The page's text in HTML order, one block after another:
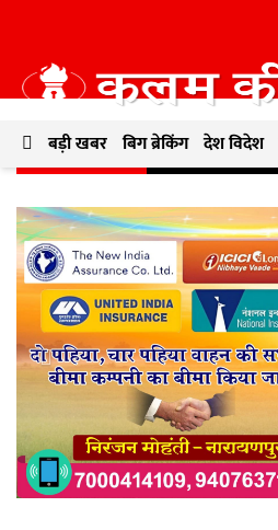
बड़ी खबर बिग ब्रेकिंग देश विदेश
ताजा खबरें
सोच विकसित करने का सशक्त माध्यम |
Previous